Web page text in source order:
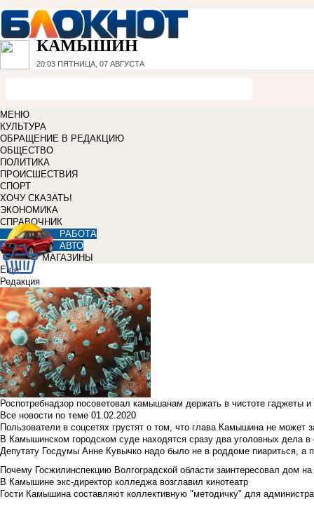
КАМЫШИН
20:03 ПЯТНИЦА, 07 АВГУСТА
МЕНЮ
КУЛЬТУРА
ОБРАЩЕНИЕ В РЕДАКЦИЮ
ОБЩЕСТВО
ПОЛИТИКА
ПРОИСШЕСТВИЯ
СПОРТ
ХОЧУ СКАЗАТЬ!
ЭКОНОМИКА
СПРАВОЧНИК
РАБОТА
АВТО
МАГАЗИНЫ
Еще
Редакция
Роспотребнадзор посоветовал камышанам держать в чистоте гаджеты
Все новости по теме 01.02.2020
Пользователи в соцсетях грустят о том, что глава Камышина не может
В Камышинском городском суде находятся сразу два уголовных дела
Депутату Госдумы Анне Кувычко надо было не в роддоме пиариться, а
Почему Госжилинспекцию Волгоградской области заинтересовал дом
В Камышине экс-директор колледжа возглавил кинотеатр
Гости Камышина составляют коллективную "методичку" для